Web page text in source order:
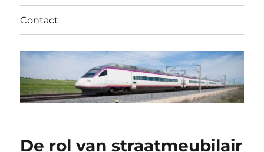
Contact
De rol van straatmeubilair